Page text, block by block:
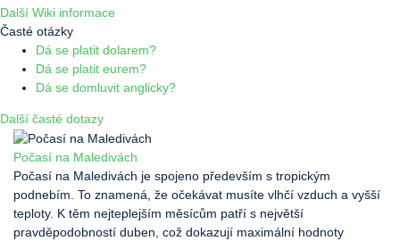
Další Wiki informace
Časté otázky
Dá se platit dolarem?
Dá se platit eurem?
Dá se domluvit anglicky?
Další časté dotazy
Počasí na Maledivách
Počasí na Maledivách je spojeno především s tropickým
podnebím. To znamená, že očekávat musíte vlhčí vzduch a vyšší
teploty. K těm nejteplejším měsícům patří s největší
pravděpodobností duben, což dokazují maximální hodnoty